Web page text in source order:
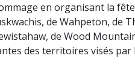
en organisant la
de Wahpeton, de
de Wood
des territoires visés